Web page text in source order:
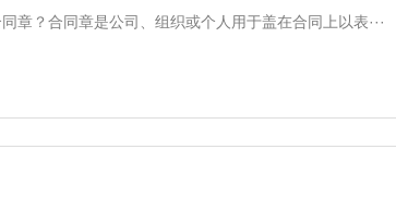
章？合同章是公司、组织或个人用于盖在合同上以表···